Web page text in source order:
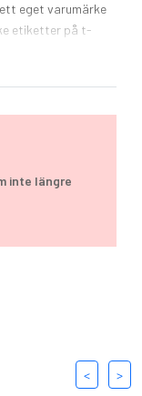
eget varumärke
etiketter på t-
Bomull / 10%
möjligt
inte längre
< >